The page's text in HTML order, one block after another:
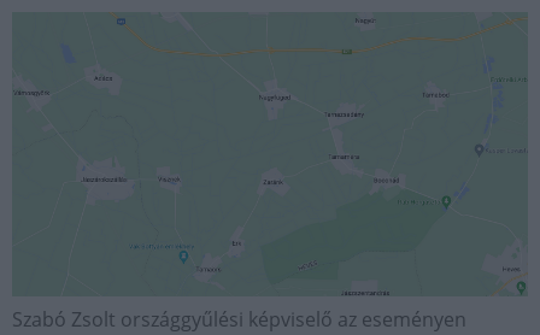
Szabó Zsolt országgyűlési képviselő az eseményen